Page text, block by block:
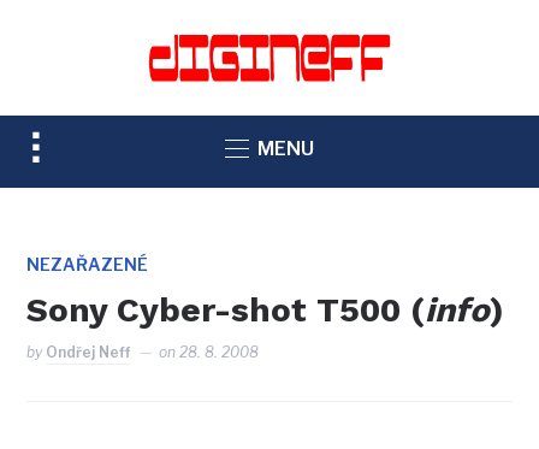
TOGGLE
SIDEBAR
NAVIGATION
MENU
NEZAŘAZENÉ
Sony Cyber-shot T500 (info)
by Ondřej Neff on28. 8. 2008